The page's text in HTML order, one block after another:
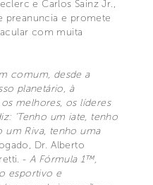
e Carlos Sainz Jr.,
preanuncia e promete
com muita
comum, desde a
planetário, à
melhores, os líderes
‘Tenho um iate, tenho
um Riva, tenho uma
Dr. Alberto
- A Fórmula 1™,
esportivo e